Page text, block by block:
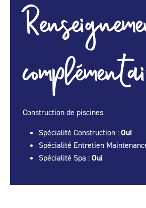
Construction de piscines
Spécialité Construction : Oui
Spécialité Entretien
Spécialité Spa : Oui